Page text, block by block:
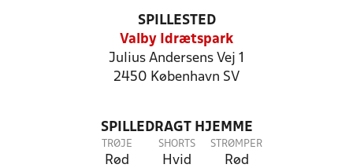
SPILLESTED
Valby Idrætspark
Julius Andersens Vej 1
2450 København SV
SPILLEDRAGT HJEMME
TRØJE
Rød
SHORTS
Hvid
STRØMPER
Rød